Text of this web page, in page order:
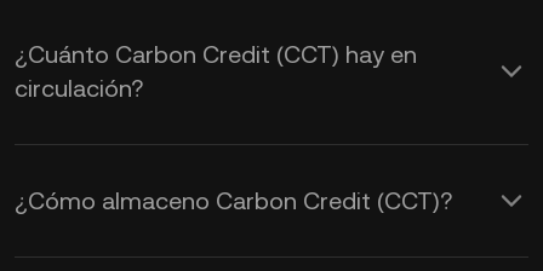
¿Cuánto Carbon Credit (CCT) hay en
circulación?
¿Cómo almaceno Carbon Credit (CCT)?